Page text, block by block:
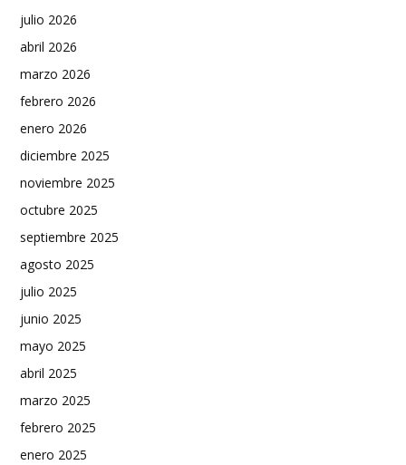
julio 2026
abril 2026
marzo 2026
febrero 2026
enero 2026
diciembre 2025
noviembre 2025
octubre 2025
septiembre 2025
agosto 2025
julio 2025
junio 2025
mayo 2025
abril 2025
marzo 2025
febrero 2025
enero 2025